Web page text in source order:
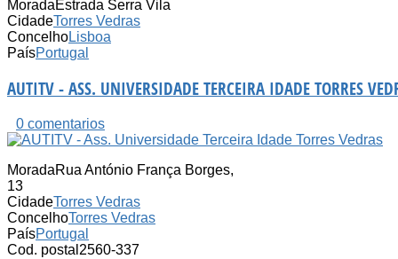
MoradaEstrada Serra Vila
CidadeTorres Vedras
ConcelhoLisboa
PaísPortugal
AUTITV - ASS. UNIVERSIDADE TERCEIRA IDADE TORRES
0 comentarios
MoradaRua António França Borges,
13
CidadeTorres Vedras
ConcelhoTorres Vedras
PaísPortugal
Cod. postal 2560-337